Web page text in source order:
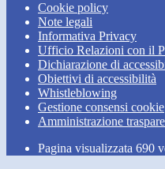
Cookie policy
Note legali
Informativa Privacy
Ufficio Relazioni con il
Dichiarazione di
Obiettivi di accessibilità
Whistleblowing
Gestione consensi cookie
Amministrazione
Pagina visualizzata 690